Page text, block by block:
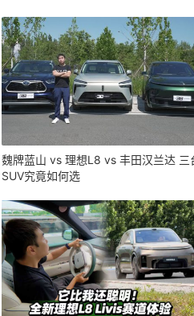
魏牌蓝山 vs 理想L8 vs 丰田汉兰达 三
SUV究竟如何选